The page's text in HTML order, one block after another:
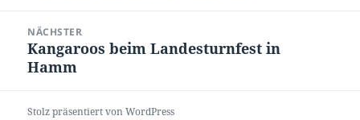
NÄCHSTER
Nächster
Beitrag:
Kangaroos beim Landesturnfest in
Hamm
Stolz präsentiert von WordPress